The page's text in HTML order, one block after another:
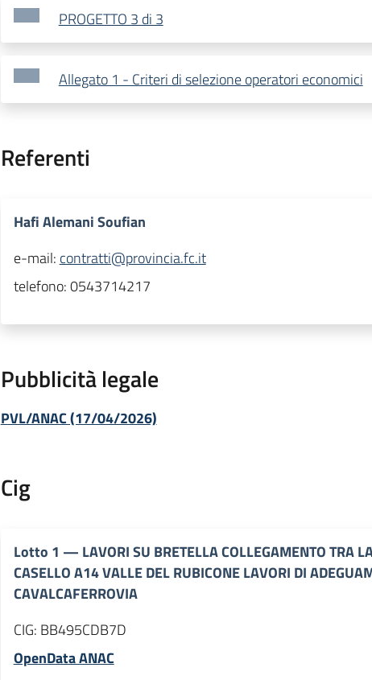
PROGETTO 3 di 3
Allegato 1 - Criteri di selezione operatori economici
Referenti
Hafi Alemani Soufian
e-mail: contratti@provincia.fc.it
telefono:0543714217
Pubblicità legale
PVL/ANAC (17/04/2026)
Cig
Lotto 1 — LAVORI SU BRETELLA COLLEGAMENTO TRA
CASELLO A14 VALLE DEL RUBICONE LAVORI DI
CAVALCAFERROVIA
CIG: BB495CDB7D
OpenData ANAC